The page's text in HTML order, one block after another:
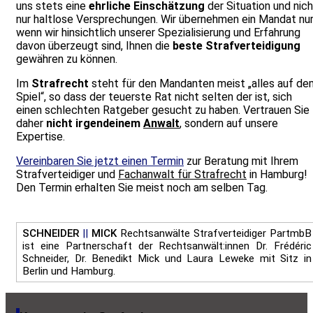
uns stets eine ehrliche Einschätzung der Situation und
nur haltlose Versprechungen. Wir übernehmen ein Mandat
wenn wir hinsichtlich unserer Spezialisierung und Erfahrung
davon überzeugt sind, Ihnen die beste Strafverteidigung
gewähren zu können.
Im Strafrecht steht für den Mandanten meist „alles auf
Spiel“, so dass der teuerste Rat nicht selten der ist, sich
einen schlechten Ratgeber gesucht zu haben. Vertrauen Sie
daher nicht irgendeinem Anwalt, sondern auf unsere
Expertise.
Vereinbaren Sie jetzt einen Termin zur Beratung mit Ihrem
Strafverteidiger und Fachanwalt für Strafrecht in Hamburg!
Den Termin erhalten Sie meist noch am selben Tag.
SCHNEIDER || MICKRechtsanwälte Strafverteidiger PartmbB
ist eine Partnerschaft der Rechtsanwält:innen Dr. Frédéric
Schneider, Dr. Benedikt Mick und Laura Leweke mit Sitz in
Berlin und Hamburg.